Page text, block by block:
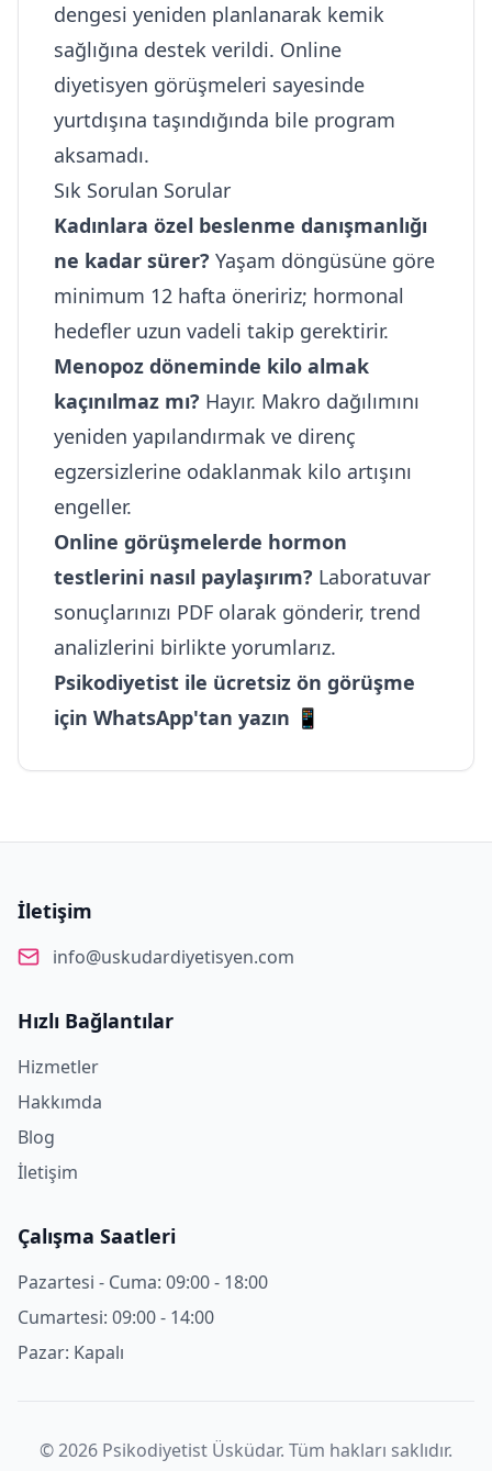
dengesi yeniden planlanarak kemik
sağlığına destek verildi. Online
diyetisyen görüşmeleri sayesinde
yurtdışına taşındığında bile program
aksamadı.
Sık Sorulan Sorular
Kadınlara özel beslenme danışmanlığı
ne kadar sürer? Yaşam döngüsüne göre
minimum 12 hafta öneririz; hormonal
hedefler uzun vadeli takip gerektirir.
Menopoz döneminde kilo almak
kaçınılmaz mı? Hayır. Makro dağılımını
yeniden yapılandırmak ve direnç
egzersizlerine odaklanmak kilo artışını
engeller.
Online görüşmelerde hormon
testlerini nasıl paylaşırım? Laboratuvar
sonuçlarınızı PDF olarak gönderir, trend
analizlerini birlikte yorumlarız.
Psikodiyetist ile ücretsiz ön görüşme
için WhatsApp'tan yazın 📱
İletişim
info@uskudardiyetisyen.com
Hızlı Bağlantılar
Hizmetler
Hakkımda
Blog
İletişim
Çalışma Saatleri
Pazartesi - Cuma: 09:00 - 18:00
Cumartesi: 09:00 - 14:00
Pazar: Kapalı
©2026 Psikodiyetist Üsküdar. Tüm hakları saklıdır.